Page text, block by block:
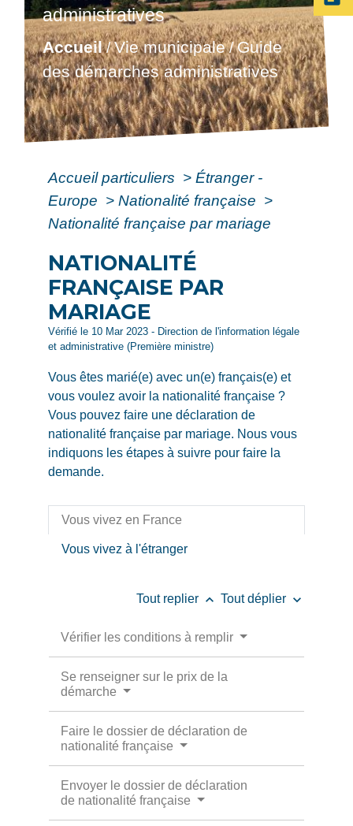
administratives
Accueil/Vie municipale/Guide
des démarches administratives
Accueil particuliers > Étranger -
Europe > Nationalité française >
Nationalité française par mariage
NATIONALITÉ
FRANÇAISE PAR
MARIAGE
Vérifié le 10 Mar 2023 - Direction de l'information légale
et administrative (Première ministre)
Vous êtes marié(e) avec un(e) français(e) et
vous voulez avoir la nationalité française ?
Vous pouvez faire une déclaration de
nationalité française par mariage. Nous vous
indiquons les étapes à suivre pour faire la
demande.
Vous vivez en France
Vous vivez à l'étranger
Tout replier keyboard_arrow_up Tout déplier keyboard_arrow_down
Vérifier les conditions à remplir
Se renseigner sur le prix de la
démarche
Faire le dossier de déclaration de
nationalité française
Envoyer le dossier de déclaration
de nationalité française